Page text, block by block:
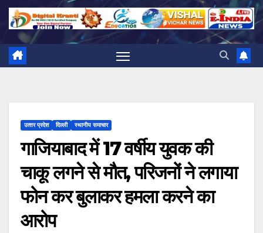
उत्‍तर प्रदेश दिल्ली स्थानीय समाचार
गाजियाबाद में 17 वर्षीय युवक की
चाकू लगने से मौत, परिजनों ने लगाया
फोन कर बुलाकर हमला करने का
आरोप